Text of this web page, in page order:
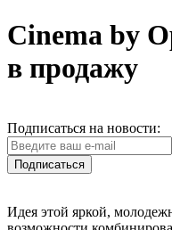
Cinema by
в продажу
Подписаться на новости:
Подписаться
Идея этой яркой,